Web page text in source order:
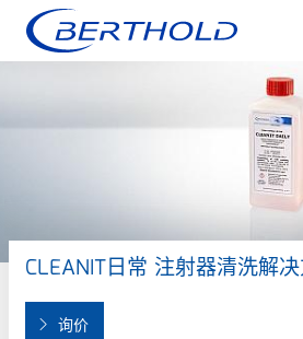
CLEANIT日常 注射器清洗解
询价